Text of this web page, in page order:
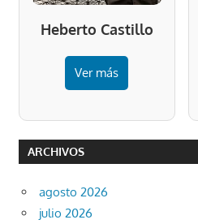
Heberto Castillo
Ver más
ARCHIVOS
agosto 2026
julio 2026